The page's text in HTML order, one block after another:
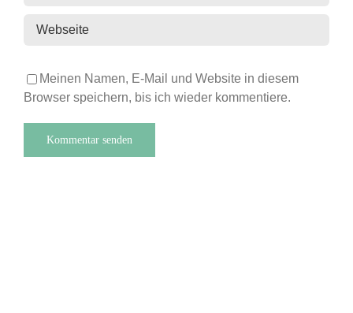
Meinen Namen, E-Mail und Website in diesem
Browser speichern, bis ich wieder kommentiere.